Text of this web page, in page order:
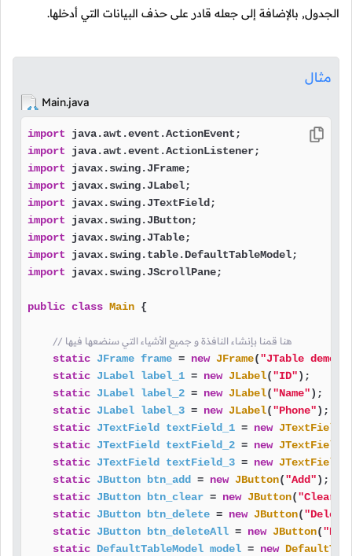
الجدول, بالإضافة إلى جعله قادر على حذف البيانات التي أدخلها.
مثال
Main.java
import
import
import
import
import
import
import
import
import javax.swing.JScrollPane;
public class Main {
// هنا قمنا بإنشاء النافذة و جميع الأشياء التي سنضعها فيها
static JFrame frame = new JFrame("JTable demo"
static JLabel label_1 = new JLabel("ID");
static JLabel label_2 = new JLabel("Name");
static JLabel label_3 = new JLabel("Phone");
static JTextField textField_1 = new JTextField
static JTextField textField_2 = new JTextField
static JTextField textField_3 = new JTextField
static JButton btn_add = new JButton("Add");
static JButton btn_clear = new JButton("Clear"
static JButton btn_delete = new JButton("Delete
static JButton btn_deleteAll = new JButton(
static DefaultTableModel model = new